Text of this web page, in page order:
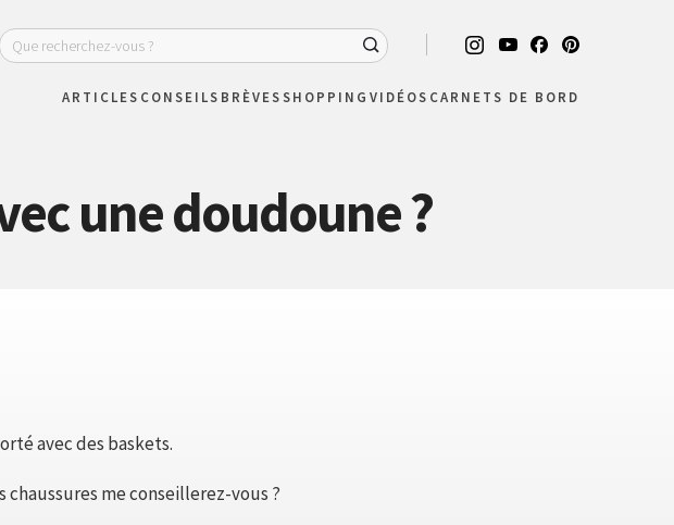
ARTICLES CONSEILS BRÈVESSHOPPING VIDÉOS CARNETS DE BORD
une doudoune ?
avec des baskets.
me conseillerez-vous ?